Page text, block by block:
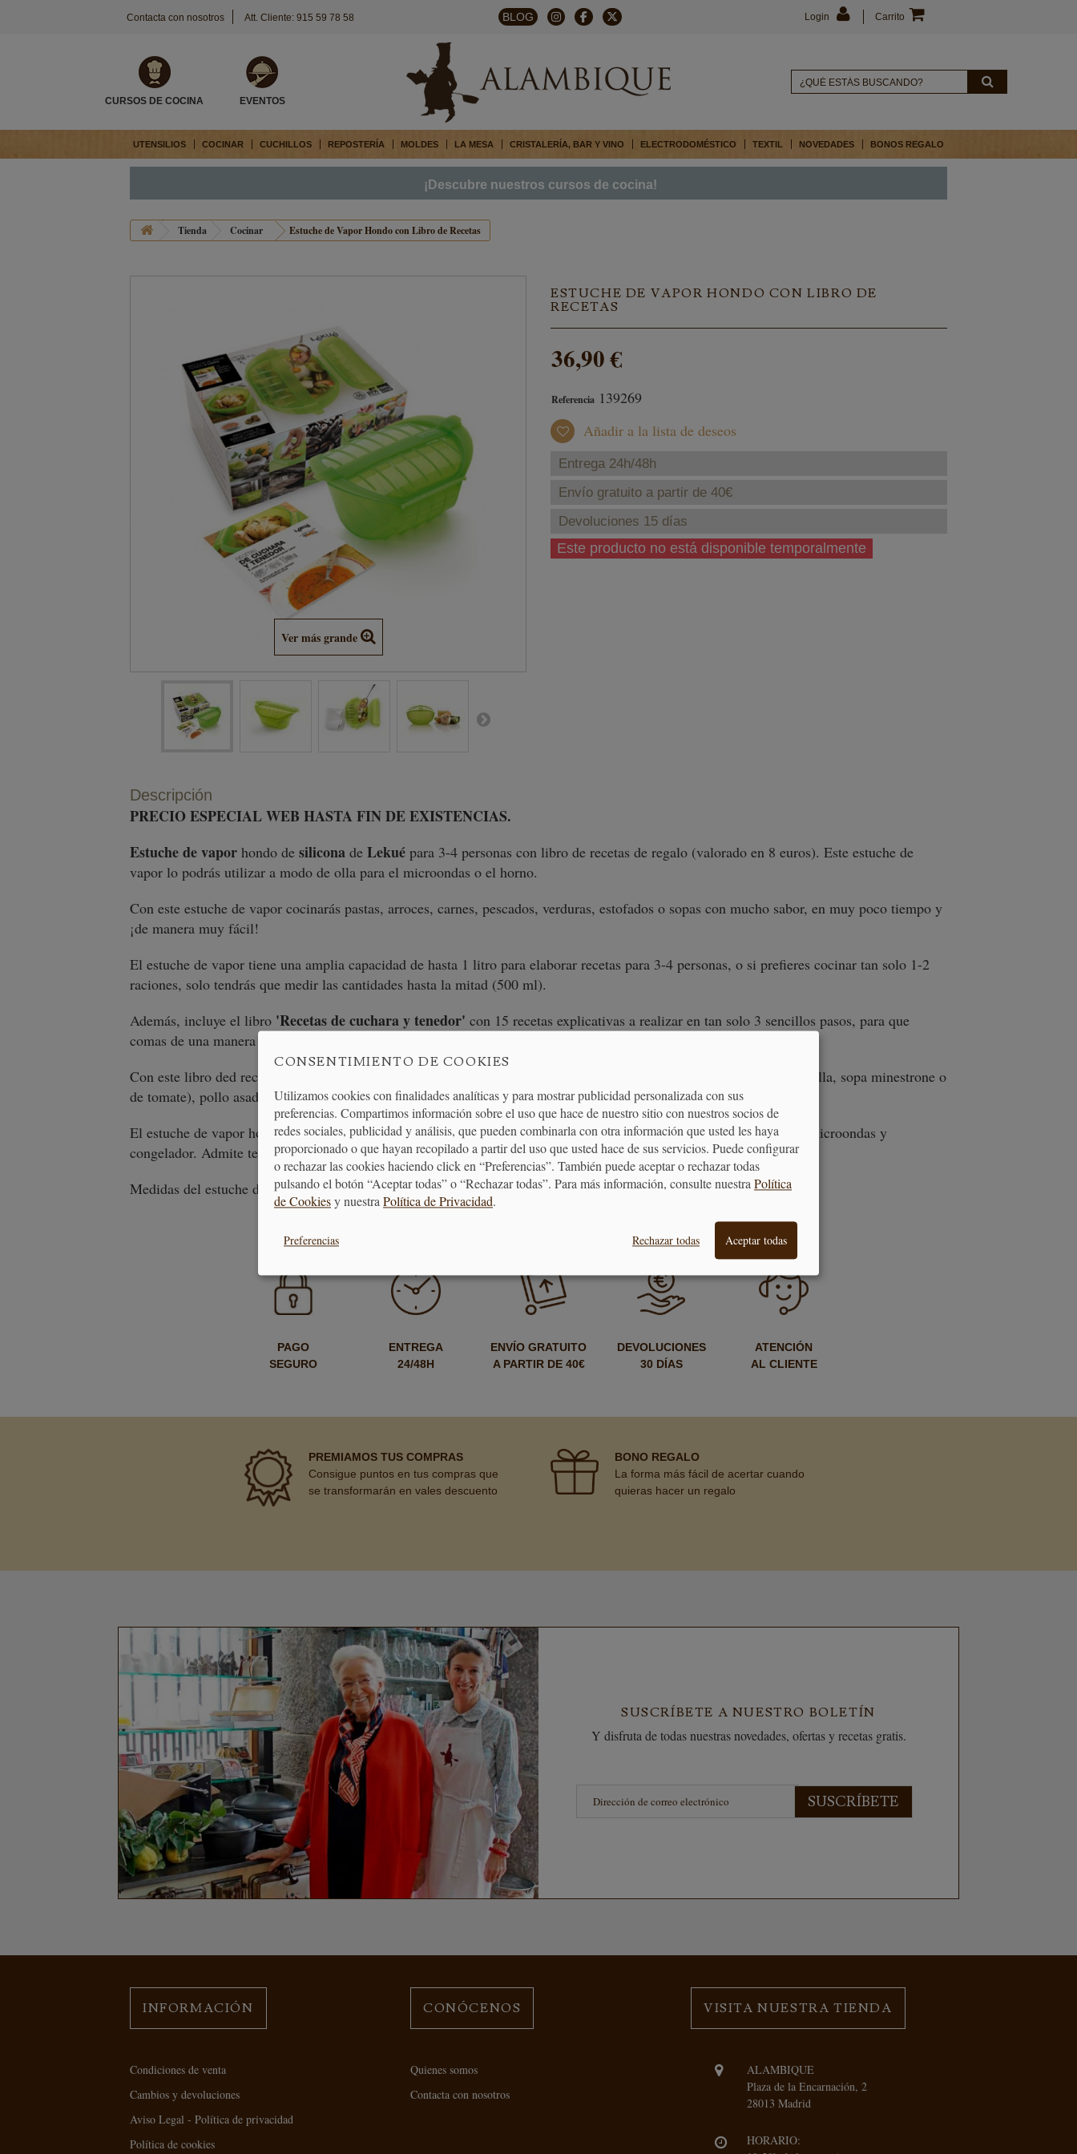
Contacta con nosotros Att. Cliente: 915 59 78 58 BLOG Carrito
Login
CURSOS DE COCINA EVENTOS
UTENSILIOS COCINAR CUCHILLOS REPOSTERÍA MOLDES LA MESA CRISTALERÍA, BAR Y VINO ELECTRODOMÉSTICO TEXTIL NOVEDADES BONOS REGALO
¡Descubre nuestros cursos de cocina!
Tienda Cocinar Estuche de Vapor Hondo con Libro de Recetas
Ver más grande
ESTUCHE DE VAPOR HONDO CON LIBRO DE
RECETAS
36,90 €
Referencia 139269
Añadir a la lista de deseos
Entrega 24h/48h
Envío gratuito a partir de 40€
Devoluciones 15 días
Este producto no está disponible temporalmente
Descripción
PRECIO ESPECIAL WEB HASTA FIN DE EXISTENCIAS.
Estuche de vapor hondo de silicona de Lekué para 3-4 personas con libro de recetas de regalo (valorado en 8 euros). Este estuche de
vapor lo podrás utilizar a modo de olla para el microondas o el horno.
Con este estuche de vapor cocinarás pastas, arroces, carnes, pescados, verduras, estofados o sopas con mucho sabor, en muy poco tiempo y
¡de manera muy fácil!
El estuche de vapor tiene una amplia capacidad de hasta 1 litro para elaborar recetas para 3-4 personas, o si prefieres cocinar tan solo 1-2
raciones, solo tendrás que medir las cantidades hasta la mitad (500 ml).
Además, incluye el libro 'Recetas de cuchara y tenedor' con 15 recetas explicativas a realizar en tan solo 3 sencillos pasos, para que
comas de una manera saludable mediante una práctica rápida y fácil que no te lleve mucho tiempo.
Con este libro ded recetas, aprenderás a cocinar en el estuche de vapor sopas y cremas (crema de champiñones y cebolla, sopa minestrone o
de tomate), pollo asado, mejillones al natural, roast beef, brócoli, espinacas...
El estuche de vapor hondo está fabricado en silicona platino 100% libre de BPA. Es apto para el lavavajillas, horno, microondas y
congelador. Admite temperaturas entre -60 ºC / 220 ºC.
Medidas del estuche de vapor hondo: 20 cm de ancho x 26 cm de largo x 11 cm de alto.
PAGO
SEGURO
ENTREGA
24/48H
ENVÍO GRATUITO
A PARTIR DE 40€
DEVOLUCIONES
30 DÍAS
ATENCIÓN
AL CLIENTE
PREMIAMOS TUS COMPRAS
Consigue puntos en tus compras que
se transformarán en vales descuento
BONO REGALO
La forma más fácil de acertar cuando
quieras hacer un regalo
SUSCRÍBETE A NUESTRO BOLETÍN
Y disfruta de todas nuestras novedades, ofertas y recetas gratis.
SUSCRÍBETE
INFORMACIÓN
Condiciones de venta
Cambios y devoluciones
Aviso Legal - Política de privacidad
Política de cookies
CONÓCENOS
Quienes somos
Contacta con nosotros
VISITA NUESTRA TIENDA
ALAMBIQUE
Plaza de la Encarnación, 2
28013 Madrid
HORARIO:
CONSENTIMIENTO DE COOKIES
Utilizamos cookies con finalidades analíticas y para mostrar publicidad personalizada con sus
preferencias. Compartimos información sobre el uso que hace de nuestro sitio con nuestros socios de
redes sociales, publicidad y análisis, que pueden combinarla con otra información que usted les haya
proporcionado o que hayan recopilado a partir del uso que usted hace de sus servicios. Puede configurar
o rechazar las cookies haciendo click en “Preferencias”. También puede aceptar o rechazar todas
pulsando el botón “Aceptar todas” o “Rechazar todas”. Para más información, consulte nuestra Política
de Cookiesy nuestra Política de Privacidad.
Preferencias Rechazar todas Aceptar todas